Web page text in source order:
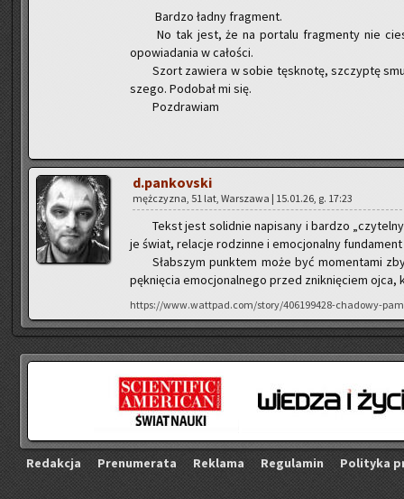
Bar­dzo ładny frag­ment.
No tak jest, że na por­ta­lu frag­men­ty nie
opo­wia­da­nia w ca­ło­ści.
Szort za­wie­ra w sobie tę­sk­no­tę, szczyp­tę
sze­go. Po­do­bał mi się.
Po­zdra­wiam
d.pankovski
męż­czy­zna, 51 lat, War­sza­wa | 15.01.26, g. 17:23
Tekst jest so­lid­nie na­pi­sa­ny i bar­dzo
je świat, re­la­cje ro­dzin­ne i emo­cjo­nal­ny
Słab­szym punk­tem może być mo­men­ta­mi
pęk­nię­cia emo­cjo­nal­ne­go przed znik­nię­ciem
https://www.wattpad.com/story/406199428-chadowy-
Re­dak­cja Pre­nu­me­ra­ta Re­kla­ma Re­gu­la­min Po­li­ty­ka